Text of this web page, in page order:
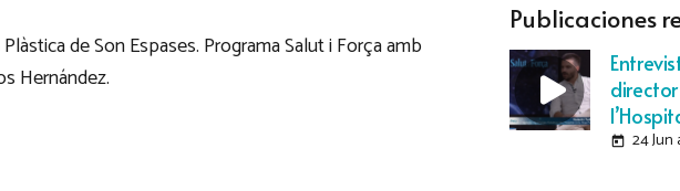
de Son Espases. Programa Salut i Força amb
Hernández.
Publicaciones
today 24 Jun